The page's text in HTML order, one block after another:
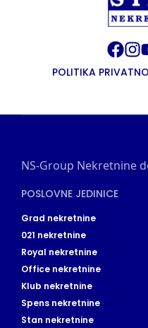
POLITIKA
NS-Group Nekretnine
POSLOVNE JEDINICE
Grad nekretnine
021 nekretnine
Royal nekretnine
Office nekretnine
Klub nekretnine
Spens nekretnine
Stan nekretnine